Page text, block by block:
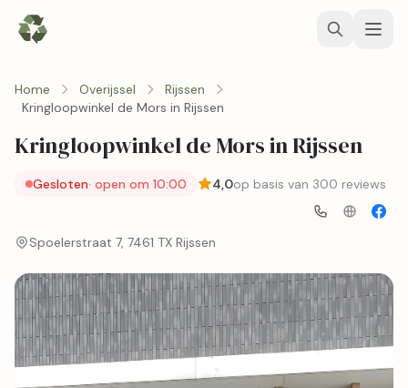
Home Overijssel
Rijssen
Kringloopwinkel de Mors in Rijssen
Kringloopwinkel de Mors in Rijssen
Gesloten· open om 10:00 4,0op basis van 300 reviews
Spoelerstraat 7, 7461 TX Rijssen